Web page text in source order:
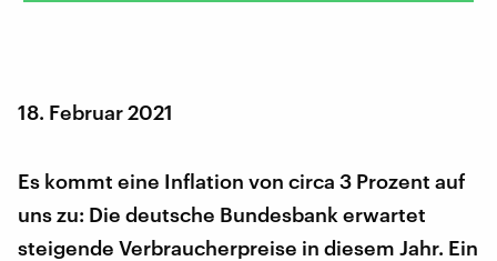
18. Februar 2021
Es kommt eine Inflation von circa 3 Prozent auf
uns zu: Die deutsche Bundesbank erwartet
steigende Verbraucherpreise in diesem Jahr. Ein